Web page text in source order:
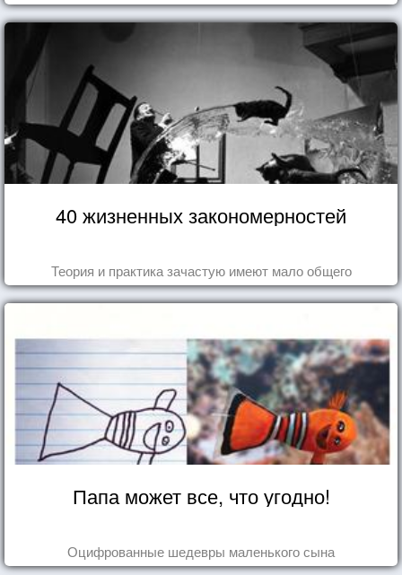
40 жизненных закономерностей
Теория и практика зачастую имеют мало общего
Папа может все, что угодно!
Оцифрованные шедевры маленького сына